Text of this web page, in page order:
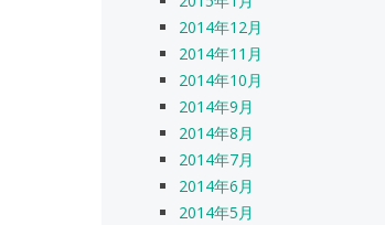
2014年12月
2014年11月
2014年10月
2014年9月
2014年8月
2014年7月
2014年6月
2014年5月